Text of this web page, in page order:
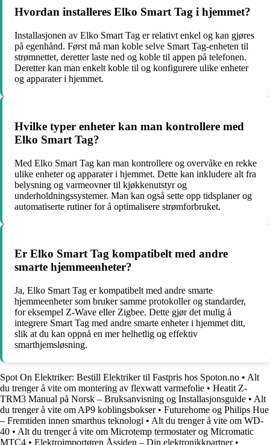
Hvordan installeres Elko Smart Tag i hjemmet?
Installasjonen av Elko Smart Tag er relativt enkel og kan gjøres
på egenhånd. Først må man koble selve Smart Tag-enheten til
strømnettet, deretter laste ned og koble til appen på telefonen.
Deretter kan man enkelt koble til og konfigurere ulike enheter
og apparater i hjemmet.
Hvilke typer enheter kan man kontrollere med
Elko Smart Tag?
Med Elko Smart Tag kan man kontrollere og overvåke en rekke
ulike enheter og apparater i hjemmet. Dette kan inkludere alt fra
belysning og varmeovner til kjøkkenutstyr og
underholdningssystemer. Man kan også sette opp tidsplaner og
automatiserte rutiner for å optimalisere strømforbruket.
Er Elko Smart Tag kompatibelt med andre
smarte hjemmeenheter?
Ja, Elko Smart Tag er kompatibelt med andre smarte
hjemmeenheter som bruker samme protokoller og standarder,
for eksempel Z-Wave eller Zigbee. Dette gjør det mulig å
integrere Smart Tag med andre smarte enheter i hjemmet ditt,
slik at du kan oppnå en mer helhetlig og effektiv
smarthjemsløsning.
Spot On Elektriker: Bestill Elektriker til Fastpris hos Spoton.no • Alt
du trenger å vite om montering av flexwatt varmefolie • Heatit Z-
TRM3 Manual på Norsk – Bruksanvisning og Installasjonsguide • Alt
du trenger å vite om AP9 koblingsbokser• Futurehome og Philips Hue
– Fremtiden innen smarthus teknologi • Alt du trenger å vite om WD-
40 • Alt du trenger å vite om Microtemp termostater og Micromatic
MTC4 • Elektroimportøren Åssiden – Din elektronikkpartner•